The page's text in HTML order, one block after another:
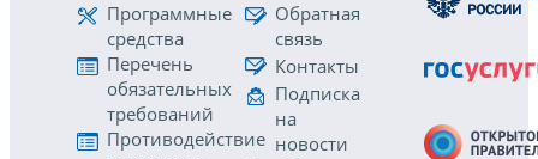
Программные
средства
Перечень
обязательных
требований
Противодействие
Обратная
связь
Контакты
Подписка
на
новости